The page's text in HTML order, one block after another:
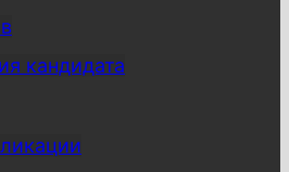
кандидата